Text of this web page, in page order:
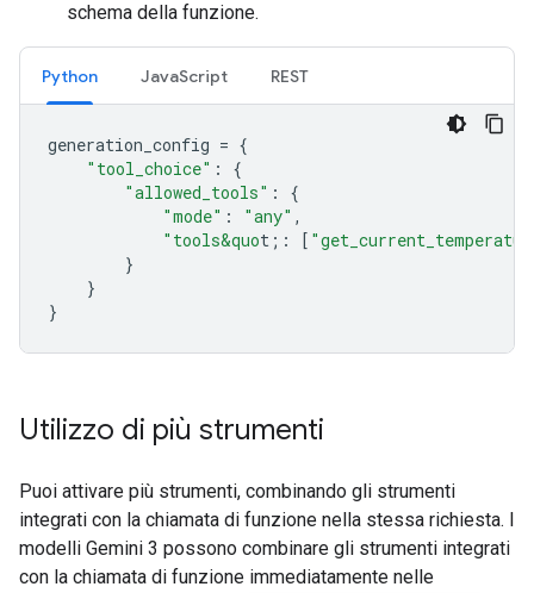
schema della funzione.
Python JavaScript REST
generation_config = {
"tool_choice" :
{
"allowed_tools" :
{
"mode" : "any" ,
"tools&quot; : [
}
}
}
Utilizzo di più strumenti
Puoi attivare più strumenti, combinando gli strumenti
integrati con la chiamata di funzione nella stessa richiesta. I
modelli Gemini 3 possono combinare gli strumenti integrati
con la chiamata di funzione immediatamente nelle